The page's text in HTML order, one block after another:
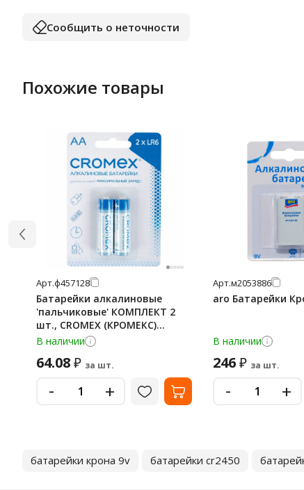
Сообщить о неточности
Похожие товары
Арт.ф457128
Батарейки алкалиновые
'пальчиковые' КОМПЛЕКТ 2
шт., CROMEX (КРОМЕКС)
Alkaline, АА (LR6, 15А), блистер,
В наличии
64.08₽ за шт.
- +
Арт.м2053886
aro Батарейки
В наличии
246₽ за шт.
- +
батарейки крона 9v батарейки cr2450